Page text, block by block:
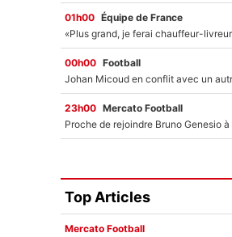
01h00 Équipe de France
00h00 Football
23h00 Mercato Football
Top Articles
Mercato Football